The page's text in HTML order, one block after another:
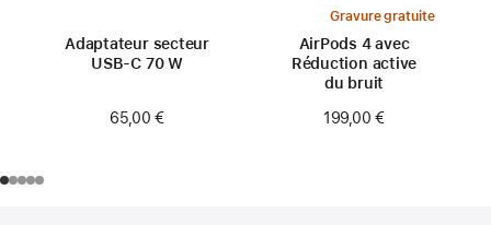
Adaptateur secteur
USB‑C 70 W
65,00 €
Gravure gratuite
AirPods 4 avec
Réduction active
du bruit
199,00 €